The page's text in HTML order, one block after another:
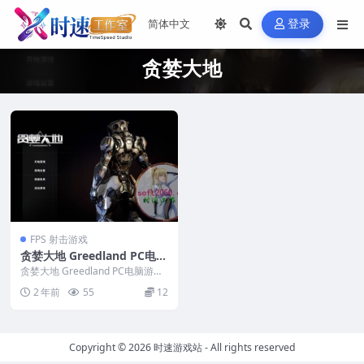
登录
贪婪大地
FPS 射击游戏
贪婪大地 Greedland PC电脑
游戏 适用WIN11 WIN10
贪婪大地 Greedland PC电脑游戏
2 年前 55 12
Copyright © 2026时速游戏站- All rights reserved